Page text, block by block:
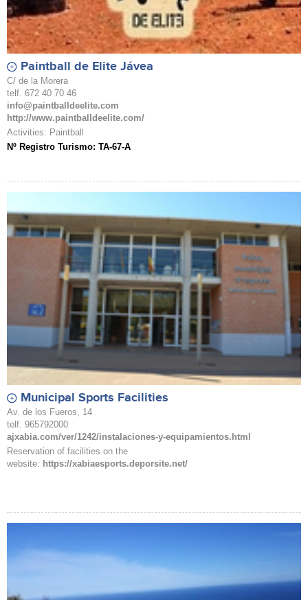
Paintball de Elite Jávea
C/ de la Morera
telf. 672 40 70 46
info@paintballdeelite.com
http://www.paintballdeelite.com/
Activities: Paintball
Nº Registro Turismo: TA-67-A
Municipal Sports Facilities
Av. de los Fueros, 14
telf. 965792000
ajxabia.com/ver/1242/instalaciones-y-equipamientos.html
Reservation of facilities on the
website: https://xabiaesports.deporsite.net/